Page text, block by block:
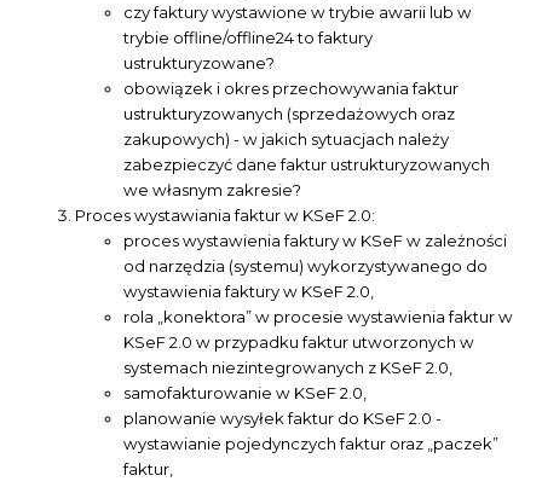
czy faktury wystawione w trybie awarii lub w
trybie offline/offline24 to faktury
ustrukturyzowane?
obowiązek i okres przechowywania faktur
ustrukturyzowanych (sprzedażowych oraz
zakupowych) - w jakich sytuacjach należy
zabezpieczyć dane faktur ustrukturyzowanych
we własnym zakresie?
Proces wystawiania faktur w KSeF 2.0:
proces wystawienia faktury w KSeF w zależności
od narzędzia (systemu) wykorzystywanego do
wystawienia faktury w KSeF 2.0,
rola „konektora” w procesie wystawienia faktur w
KSeF 2.0 w przypadku faktur utworzonych w
systemach niezintegrowanych z KSeF 2.0,
samofakturowanie w KSeF 2.0,
planowanie wysyłek faktur do KSeF 2.0 -
wystawianie pojedynczych faktur oraz „paczek”
faktur,